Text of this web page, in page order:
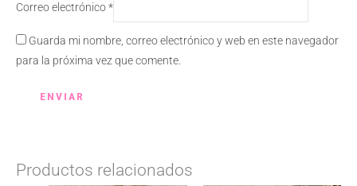
Correo electrónico*
Guarda mi nombre, correo electrónico y web en este navegador
para la próxima vez que comente.
Productos relacionados